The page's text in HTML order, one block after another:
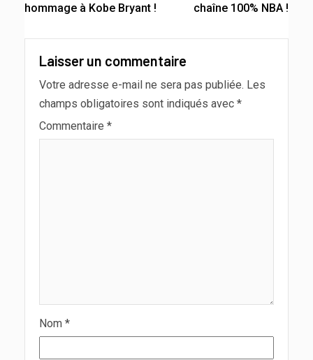
hommage à Kobe Bryant !
chaîne 100% NBA !
Laisser un commentaire
Votre adresse e-mail ne sera pas publiée. Les
champs obligatoires sont indiqués avec *
Commentaire *
Nom *